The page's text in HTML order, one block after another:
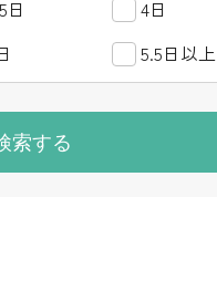
日
4日
5.5日以上
日
当直
索する